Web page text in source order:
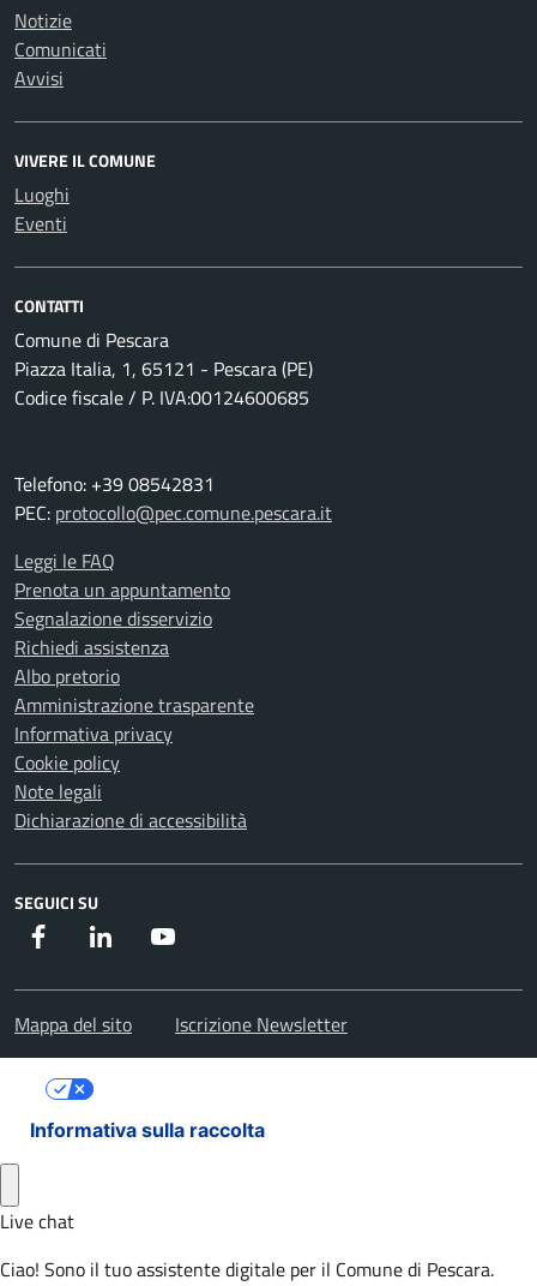
Notizie
Comunicati
Avvisi
VIVERE IL COMUNE
Luoghi
Eventi
CONTATTI
Comune di Pescara
Piazza Italia, 1, 65121 - Pescara (PE)
Codice fiscale / P. IVA:00124600685
Telefono: +39 08542831
PEC: protocollo@pec.comune.pescara.it
Leggi le FAQ
Prenota un appuntamento
Segnalazione disservizio
Richiedi assistenza
Albo pretorio
Amministrazione trasparente
Informativa privacy
Cookie policy
Note legali
Dichiarazione di accessibilità
SEGUICI SU
Facebook Instagram
Mappa del sito Iscrizione Newsletter
Informativa sulla raccolta
Le tue preferenze relative alla privacy